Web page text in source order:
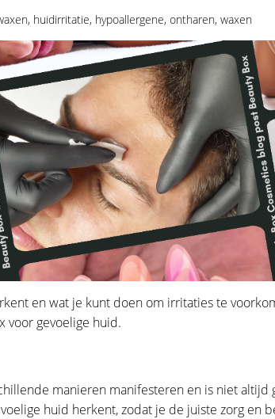
, huidirritatie, hypoallergene, ontharen, waxen
en wat je kunt doen om irritaties te
voor gevoelige huid.
manieren manifesteren en is niet
huid herkent, zodat je de juiste zorg en